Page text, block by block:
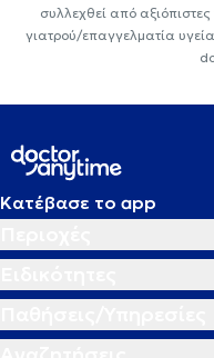
συλλεχθεί από
γιατρού/επαγγελματία
Κατέβασε το app